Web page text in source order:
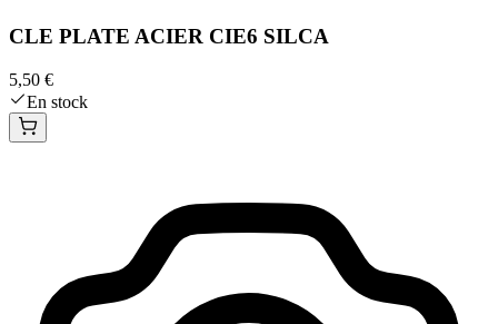
CLE PLATE ACIER CIE6 SILCA
5,50 €
En stock